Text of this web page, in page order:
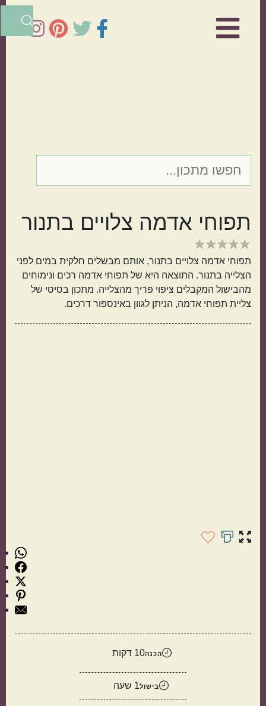
main
primary
תפוחי אדמה צלויים בתנור
תפוחי אדמה צלויים בתנור, אותם מבשלים חלקית במים לפני
הצלייה בתנור. התוצאה היא של תפוחי אדמה רכים ונימוחים
מהבישול המקבלים ציפוי פריך מהצלייה. מתכון בסיסי של
צליית תפוחי אדמה, הניתן לגוון באינספור דרכים.
הכנה10 דקות
בישול1 שעה
×
בשר ירקות